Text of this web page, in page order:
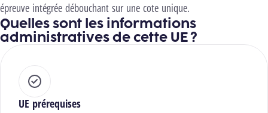
épreuve intégrée débouchant sur une cote unique.
Quelles sont les informations
administratives de cette UE ?
UE prérequises